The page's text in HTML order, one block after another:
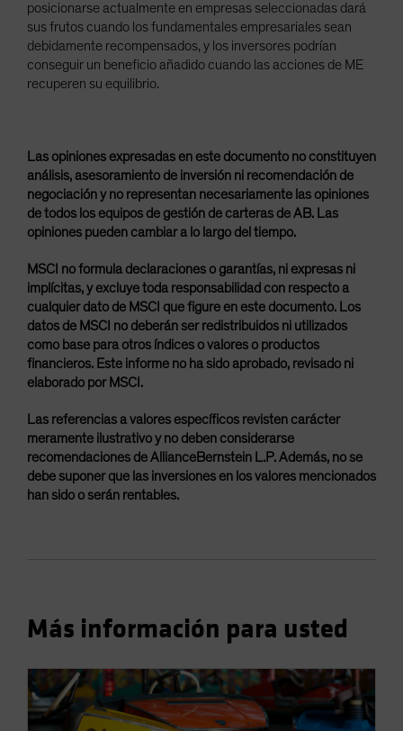
posicionarse actualmente en empresas seleccionadas dará
sus frutos cuando los fundamentales empresariales sean
debidamente recompensados, y los inversores podrían
conseguir un beneficio añadido cuando las acciones de ME
recuperen su equilibrio.
Las opiniones expresadas en este documento no constituyen
análisis, asesoramiento de inversión ni recomendación de
negociación y no representan necesariamente las opiniones
de todos los equipos de gestión de carteras de AB. Las
opiniones pueden cambiar a lo largo del tiempo.
MSCI no formula declaraciones o garantías, ni expresas ni
implícitas, y excluye toda responsabilidad con respecto a
cualquier dato de MSCI que figure en este documento. Los
datos de MSCI no deberán ser redistribuidos ni utilizados
como base para otros índices o valores o productos
financieros. Este informe no ha sido aprobado, revisado ni
elaborado por MSCI.
Las referencias a valores específicos revisten carácter
meramente ilustrativo y no deben considerarse
recomendaciones de AllianceBernstein L.P. Además, no se
debe suponer que las inversiones en los valores mencionados
han sido o serán rentables.
Más información para usted